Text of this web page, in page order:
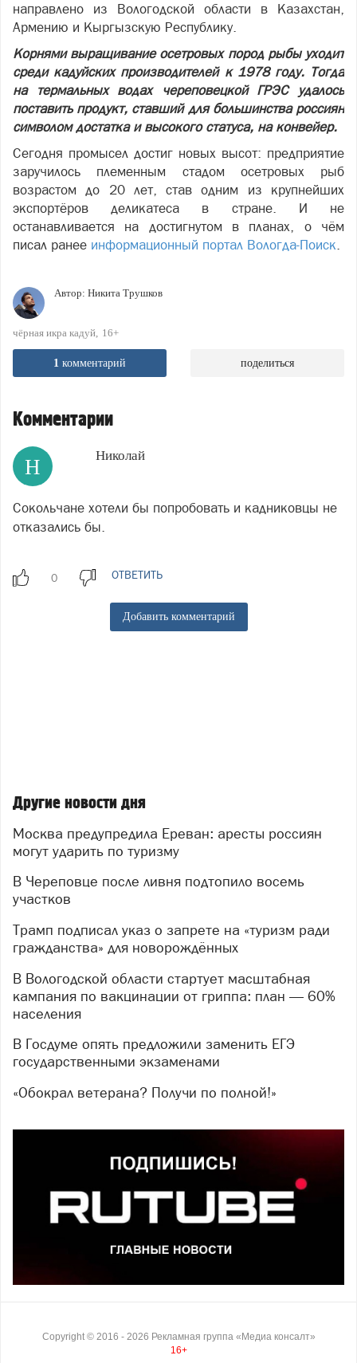
направлено из Вологодской области в Казахстан,
Армению и Кыргызскую Республику.
Корнями выращивание осетровых пород рыбы уходит
среди кадуйских производителей к 1978 году. Тогда
на термальных водах череповецкой ГРЭС удалось
поставить продукт, ставший для большинства россиян
символом достатка и высокого статуса, на конвейер.
Сегодня промысел достиг новых высот: предприятие
заручилось племенным стадом осетровых рыб
возрастом до 20 лет, став одним из крупнейших
экспортёров деликатеса в стране. И не
останавливается на достигнутом в планах, о чём
писал ранее информационный портал Вологда-Поиск.
Автор: Никита Трушков
чёрная икра кадуй 16+
1 комментарий поделиться
Комментарии
Н Николай
Сокольчане хотели бы попробовать и кадниковцы не
отказались бы.
ОТВЕТИТЬ
Добавить комментарий
Другие новости дня
Москва предупредила Ереван: аресты россиян
могут ударить по туризму
В Череповце после ливня подтопило восемь
участков
Трамп подписал указ о запрете на «туризм ради
гражданства» для новорождённых
В Вологодской области стартует масштабная
кампания по вакцинации от гриппа: план — 60%
населения
В Госдуме опять предложили заменить ЕГЭ
государственными экзаменами
«Обокрал ветерана? Получи по полной!»
Copyright © 2016 - 2026 Рекламная группа «Медиа консалт»
16+